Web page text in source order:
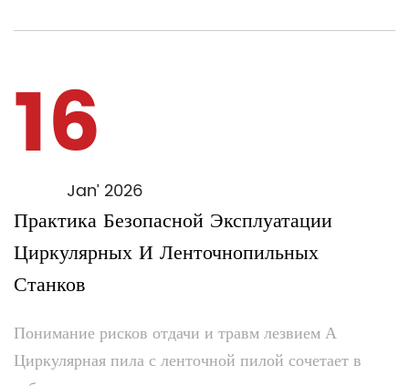
16Jan’ 2026
Практика Безопасной Эксплуатации
Циркулярных И Ленточнопильных
Станков
Понимание рисков отдачи и травм лезвием А
Циркулярная пила с ленточной пилой сочетает в